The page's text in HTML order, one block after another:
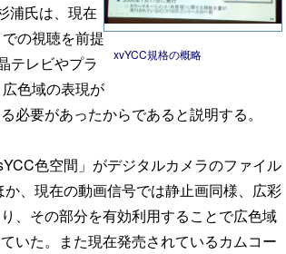
xvYCC規格の概略
浦氏は、現在
の視聴を前提
テレビやプラ
色域の表現が
必要があったからであると説明する。
色空間」がデジタルカメラのファイル
、現在の動画信号では静止画同様、広彩
、その部分を有効利用することで広色域
いた。また現在発売されているカムコー